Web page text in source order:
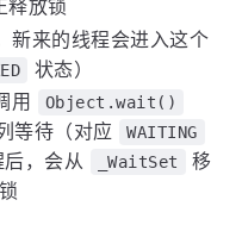
释放锁
新来的线程会进入这个
状态）
用 Object.wait()
等待（对应 WAITING
后，会从 _WaitSet
移